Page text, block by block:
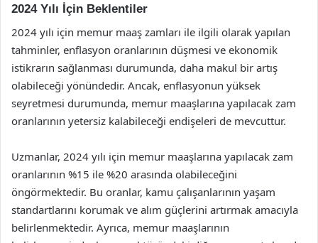
2024 Yılı İçin Beklentiler
2024 yılı için memur maaş zamları ile ilgili olarak yapılan
tahminler, enflasyon oranlarının düşmesi ve ekonomik
istikrarın sağlanması durumunda, daha makul bir artış
olabileceği yönündedir. Ancak, enflasyonun yüksek
seyretmesi durumunda, memur maaşlarına yapılacak zam
oranlarının yetersiz kalabileceği endişeleri de mevcuttur.
Uzmanlar, 2024 yılı için memur maaşlarına yapılacak zam
oranlarının %15 ile %20 arasında olabileceğini
öngörmektedir. Bu oranlar, kamu çalışanlarının yaşam
standartlarını korumak ve alım güçlerini artırmak amacıyla
belirlenmektedir. Ayrıca, memur maaşlarının